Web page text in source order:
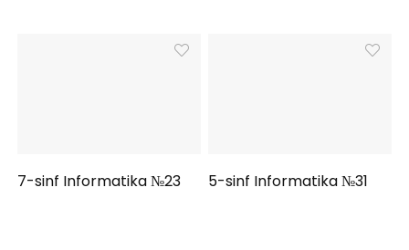
7-sinf Informatika №23 5-sinf Informatika №31